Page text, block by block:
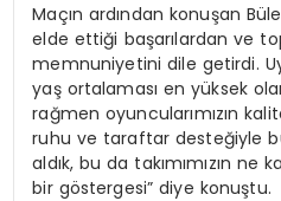
Maçın ardından konuşan
elde ettiği başarılardan ve
memnuniyetini dile getirdi.
yaş ortalaması en yüksek
rağmen oyuncularımızın
ruhu ve taraftar desteğiyle
aldık, bu da takımımızın ne
bir göstergesi” diye konuştu.